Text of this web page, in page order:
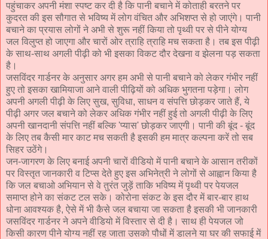
पहुंचाकर अपनी मंशा स्पष्ट कर दी है कि पानी बचाने में कोताही बरतने पर
कुदरत की इस सौगात से भविष्य में लोग वंचित और अभिशप्त से हो जाएंगे। पानी
बचाने का प्रयास लोगों ने अभी से शुरू नहीं किया तो पृथ्वी पर से पीने योग्य
जल विलुप्त हो जाएगा और चारों ओर त्राहि त्राहि मच सकता है। तब इस पीढ़ी
के साथ-साथ अगली पीढ़ी को भी इसका विकट दौर देखना व झेलना पड़ सकता
है।
जसविंदर गार्डनर के अनुसार अगर हम अभी से पानी बचाने को लेकर गंभीर नहीं
हुए तो इसका खामियाजा आने वाली पीढ़ियों को अधिक भुगतना पड़ेगा। लोग
अपनी अगली पीढ़ी के लिए सुख, सुविधा, साधन व संपत्ति छोड़कर जाते हैं, ये
पीढ़ी अगर जल बचाने को लेकर अधिक गंभीर नहीं हुई तो अगली पीढ़ी के लिए
अपनी खानदानी संपत्ति नहीं बल्कि 'प्यास' छोड़कर जाएगी। पानी की बूंद - बूंद
के लिए तब कैसी मार काट मच सकती है इसकी हम मात्र कल्पना करें तो सब
सिहर उठेंगे।
जन-जागरण के लिए बनाई अपनी चारों वीडियो में पानी बचाने के आसान तरीकों
पर विस्तृत जानकारी व टिप्स देते हुए इस अभिनेत्री ने लोगों से आह्वान किया है
कि जल बचाओ अभियान से वे तुरंत जुड़ें ताकि भविष्य में पृथ्वी पर पेयजल
समाप्त होने का संकट टल सके। कोरोना संकट के इस दौर में बार-बार हाथ
धोना आवश्यक है, ऐसे में भी कैसे जल बचाया जा सकता है इसकी भी जानकारी
जसविंदर गार्डनर ने अपने वीडियो में विस्तार से दी है। साथ ही पेयजल जो
किसी कारण पीने योग्य नहीं रह जाता उसको पौधों में डालने या घर की सफाई में